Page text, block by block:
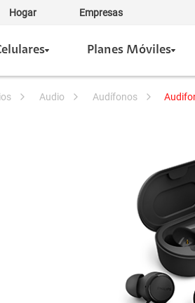
Hogar Empresas
Planes Móviles
audio audífonos